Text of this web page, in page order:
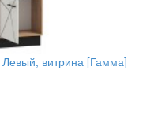
витрина [Гамма]